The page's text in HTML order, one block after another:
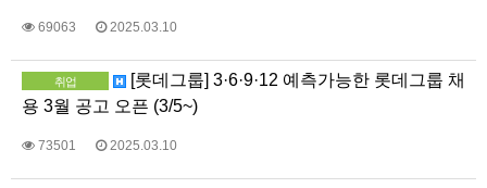
69063 2025.03.10
취업
[롯데그룹] 3·6·9·12 예측가능한 롯데그룹 채
용 3월 공고 오픈 (3/5~)
73501 2025.03.10